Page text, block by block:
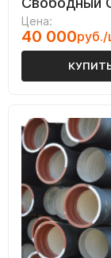
Цена:
40 000руб./